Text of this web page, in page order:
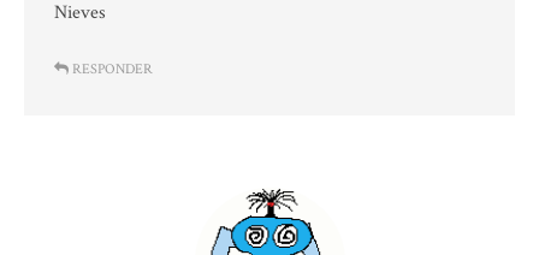
Nieves
RESPONDER